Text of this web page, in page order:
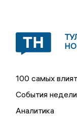
100 самых
События недели
Аналитика